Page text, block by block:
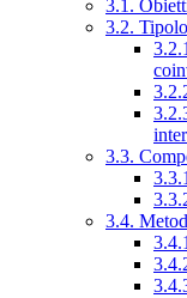
3.1.
3.2.
3.3.
3.4.